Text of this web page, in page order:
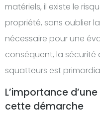
matériels, il existe le
propriété, sans oublier
nécessaire pour une
conséquent, la sécurité
squatteurs est
L’importance
cette démarche